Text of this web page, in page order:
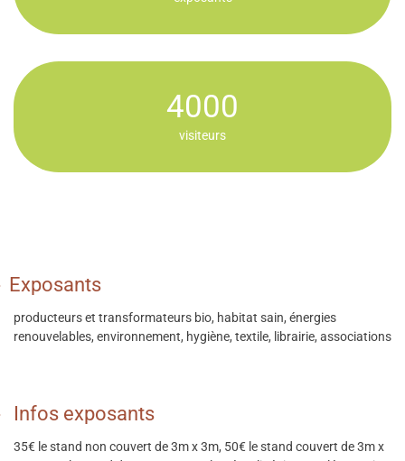
4000
visiteurs
Exposants
producteurs et transformateurs bio, habitat sain, énergies
renouvelables, environnement, hygiène, textile, librairie, associations
Infos exposants
35€ le stand non couvert de 3m x 3m, 50€ le stand couvert de 3m x